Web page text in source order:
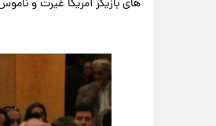
های بازیگر آمریکا غیرت و